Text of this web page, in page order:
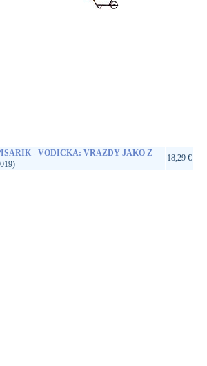
- VODICKA: VRAZDY JAKO Z
18,29 €